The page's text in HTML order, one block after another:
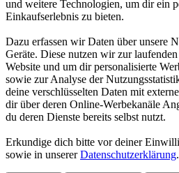
und weitere Technologien, um dir ein
Einkaufserlebnis zu bieten.
Dazu erfassen wir Daten über unsere
Geräte. Diese nutzen wir zur
Website und um dir personalisierte
sowie zur Analyse der
deine verschlüsselten Daten mit
dir über deren Online-Werbekanäle
du deren Dienste bereits selbst nutzt.
Erkundige dich bitte vor deiner
sowie in unsererDatenschutzerklärung.